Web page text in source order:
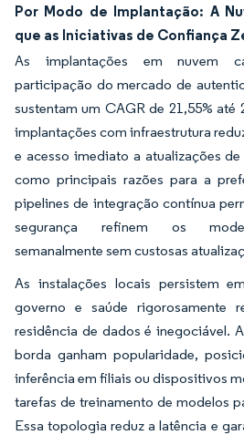
Por Modo de Implantação: A
que as Iniciativas de Confiança
As implantações em nuvem
participação do mercado de
sustentam um CAGR de 21,55% até
implantações com infraestrutura
e acesso imediato a atualizações
como principais razões para a
pipelines de integração contínua
segurança refinem os
semanalmente sem custosas
As instalações locais persistem
governo e saúde rigorosamente
residência de dados é inegociável.
borda ganham popularidade,
inferência em filiais ou dispositivos
tarefas de treinamento de modelos
Essa topologia reduz a latência e